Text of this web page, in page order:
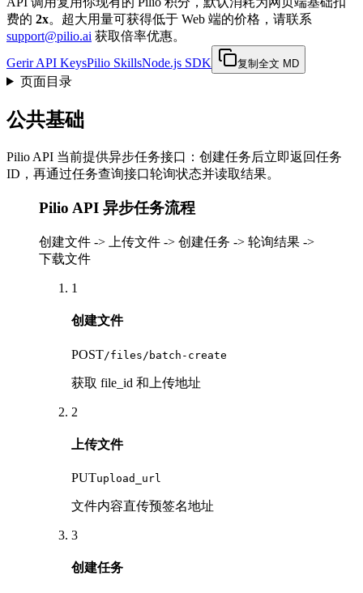
费的 2x。超大用量可获得低于 Web 端的价格，请联系
support@pilio.ai 获取倍率优惠。
Gerir API KeysPilio SkillsNode.js SDK 复制全文 MD
页面目录
公共基础
Pilio API 当前提供异步任务接口：创建任务后立即返回任务
ID，再通过任务查询接口轮询状态并读取结果。
Pilio API 异步任务流程
创建文件 -> 上传文件 -> 创建任务 -> 轮询结果 ->
下载文件
1
创建文件
POST/files/batch-create
获取 file_id 和上传地址
2
上传文件
PUTupload_url
文件内容直传预签名地址
3
创建任务